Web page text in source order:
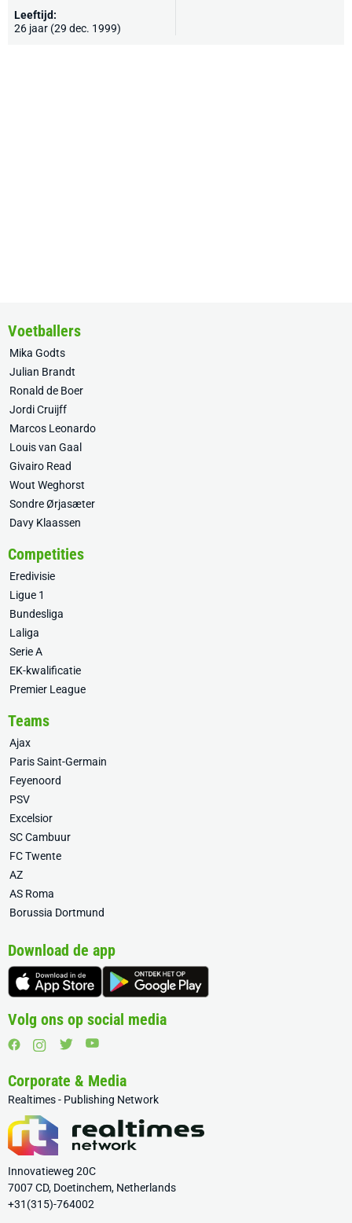
Leeftijd:
26 jaar (29 dec. 1999)
Voetballers
Mika Godts
Julian Brandt
Ronald de Boer
Jordi Cruijff
Marcos Leonardo
Louis van Gaal
Givairo Read
Wout Weghorst
Sondre Ørjasæter
Davy Klaassen
Competities
Eredivisie
Ligue 1
Bundesliga
Laliga
Serie A
EK-kwalificatie
Premier League
Teams
Ajax
Paris Saint-Germain
Feyenoord
PSV
Excelsior
SC Cambuur
FC Twente
AZ
AS Roma
Borussia Dortmund
Download de app
Volg ons op social media
Corporate & Media
Realtimes - Publishing Network
Innovatieweg 20C
7007 CD, Doetinchem, Netherlands
+31(315)-764002